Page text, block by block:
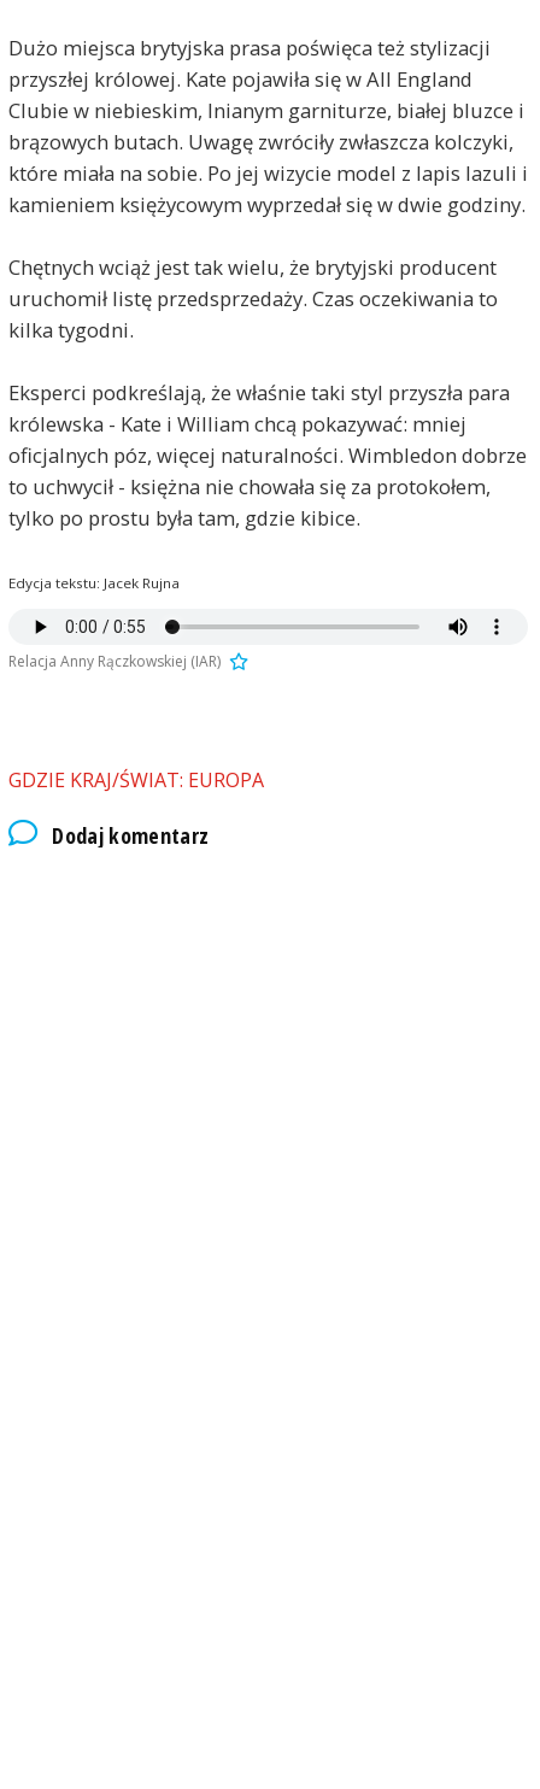
Dużo miejsca brytyjska prasa poświęca też stylizacji
przyszłej królowej. Kate pojawiła się w All England
Clubie w niebieskim, lnianym garniturze, białej bluzce i
brązowych butach. Uwagę zwróciły zwłaszcza kolczyki,
które miała na sobie. Po jej wizycie model z lapis lazuli i
kamieniem księżycowym wyprzedał się w dwie godziny.
Chętnych wciąż jest tak wielu, że brytyjski producent
uruchomił listę przedsprzedaży. Czas oczekiwania to
kilka tygodni.
Eksperci podkreślają, że właśnie taki styl przyszła para
królewska - Kate i William chcą pokazywać: mniej
oficjalnych póz, więcej naturalności. Wimbledon dobrze
to uchwycił - księżna nie chowała się za protokołem,
tylko po prostu była tam, gdzie kibice.
Edycja tekstu: Jacek Rujna
Relacja Anny Rączkowskiej (IAR)
GDZIE KRAJ/ŚWIAT: EUROPA
Dodaj komentarz